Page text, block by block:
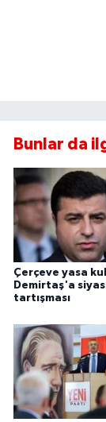
Bunlar da
Çerçeve yasa
Demirtaş'a
tartışması